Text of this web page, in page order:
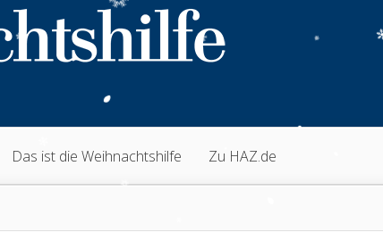
Das ist die Weihnachtshilfe Zu HAZ.de